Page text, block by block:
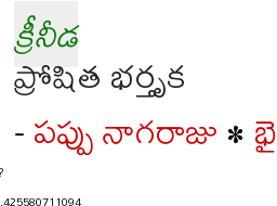
క్రీనీడ
ప్రోషిత భర్తృక
-పప్పు నాగరాజు•